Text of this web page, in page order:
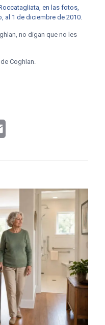
en las fotos,
al 1 de diciembre de 2010.
no digan que no les
Coghlan.